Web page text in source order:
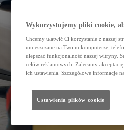
Wykorzystujemy pliki cookie,
Chcemy ułatwić Ci korzystanie z naszej
umieszczane na Twoim komputerze,
ulepszać funkcjonalność naszej witryny.
celów reklamowych. Zalecamy
ich ustawienia. Szczegółowe informacje
Ustawienia plików cookie